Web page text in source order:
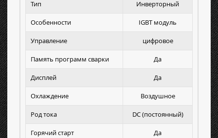
Тип Инверторный
Особенности IGBT модуль
Управление цифровое
Память программ сварки Да
Дисплей Да
Охлаждение Воздушное
Род тока DC (постоянный)
Горячий старт Да